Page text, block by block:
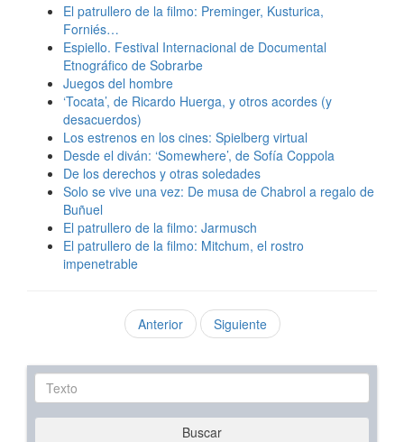
El patrullero de la filmo: Preminger, Kusturica,
Forniés…
Espiello. Festival Internacional de Documental
Etnográfico de Sobrarbe
Juegos del hombre
‘Tocata’, de Ricardo Huerga, y otros acordes (y
desacuerdos)
Los estrenos en los cines: Spielberg virtual
Desde el diván: ‘Somewhere’, de Sofía Coppola
De los derechos y otras soledades
Solo se vive una vez: De musa de Chabrol a regalo de
Buñuel
El patrullero de la filmo: Jarmusch
El patrullero de la filmo: Mitchum, el rostro
impenetrable
Anterior Siguiente
Texto
Buscar